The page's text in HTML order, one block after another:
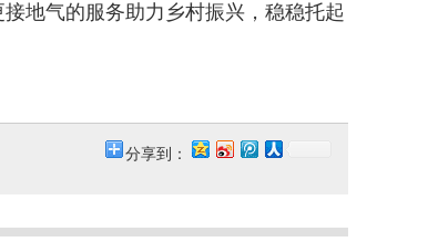
地气的服务助力乡村振兴，稳稳托起
分享到：